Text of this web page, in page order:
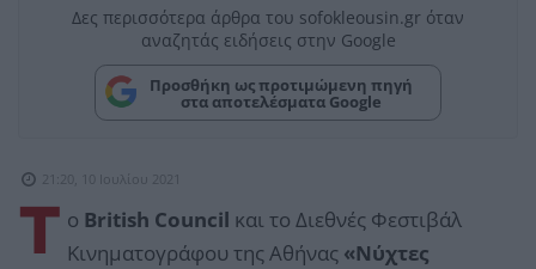
Δες περισσότερα άρθρα του sofokleousin.gr όταν
αναζητάς ειδήσεις στην Google
Προσθήκη ως προτιμώμενη πηγή
στα αποτελέσματα Google
21:20, 10 Ιουλίου 2021
T o British Council και το Διεθνές Φεστιβάλ
Κινηματογράφου της Αθήνας «Νύχτες